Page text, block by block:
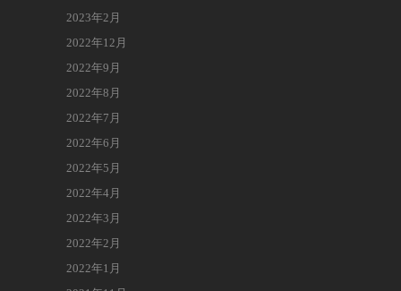
2023年2月
2022年12月
2022年9月
2022年8月
2022年7月
2022年6月
2022年5月
2022年4月
2022年3月
2022年2月
2022年1月